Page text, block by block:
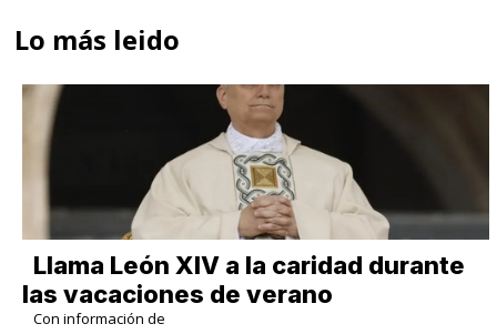
Lo más leido
Llama León XIV a la caridad durante
las vacaciones de verano
Con información de